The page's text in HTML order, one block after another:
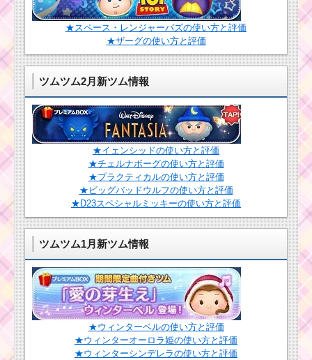
耳がピンクのツムで大
きなツムを20個消すミ
ツムツム7月海賊のお宝
探しイベント1枚目のミ
ッション内容と攻略
ツムツム「クリ
スマスパーティ
数・報酬・ギフ
トボーナス
青いツムで経験値を合
計2300EXPを効率よく
稼ぐ方法
ツムツム1月イベン
ト！ディズニースター
シアター3枚目のミッシ
ョン内容と攻略
ツムツム6月新
ツムにシンデレ
ラ・フェアリー
ゴッドマザーの2
体登場
ツムツム5月ルミエー
ルのおもてなしイベン
ト4枚目のミッション内
容と攻略
ツムツム1月イ
ベント！ディズ
ニースターシア
ター7枚目のミッ
ション内容と攻
略
★スペース・レンジャーバズの使い方と評価
★ザーグの使い方と評価
ツムツム2月新ツム情報
★イェンシッドの使い方と評価
★チェルナボーグの使い方と評価
★プラクティカルの使い方と評価
★ビッグバッドウルフの使い方と評価
★D23スペシャルミッキーの使い方と評価
ツムツム1月新ツム情報
★ウィンターベルの使い方と評価
★ウィンターオーロラ姫の使い方と評価
★ウィンターシンデレラの使い方と評価